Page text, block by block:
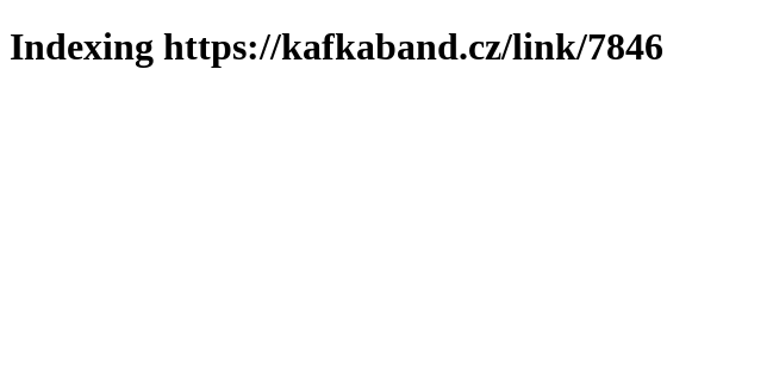
Indexing https://kafkaband.cz/link/7846